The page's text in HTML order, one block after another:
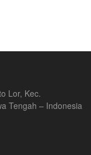
Lor, Kec.
Tengah – Indonesia